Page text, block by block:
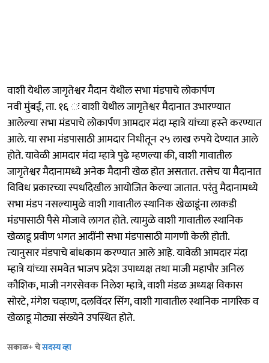
वाशी येथील जागृतेश्वर मैदान येथील सभा मंडपाचे लोकार्पण
नवी मुंबई, ता. १६ ः वाशी येथील जागृतेश्वर मैदानात उभारण्यात
आलेल्या सभा मंडपाचे लोकार्पण आमदार मंदा म्‍हात्रे यांच्या हस्‍ते करण्यात
आले. या सभा मंडपासाठी आमदार निधीतून २५ लाख रुपये देण्यात आले
होते. यावेळी आमदार मंदा म्हात्रे पुढे म्हणल्या की, वाशी गावातील
जागृतेश्वर मैदानामध्ये अनेक मैदानी खेळ होत असतात. तसेच या मैदानात
विविध प्रकारच्या स्पर्धादेखील आयोजित केल्या जातात. परंतु मैदानामध्ये
सभा मंडप नसल्यामुळे वाशी गावातील स्थानिक खेळाडूंना लाकडी
मंडपासाठी पैसे मोजावे लागत होते. त्यामुळे वाशी गावातील स्थानिक
खेळाडू प्रवीण भगत आदींनी सभा मंडपासाठी मागणी केली होती.
त्‍यानुसार मंडपाचे बांधकाम करण्यात आले आहे. यावेळी आमदार मंदा
म्हात्रे यांच्या समवेत भाजप प्रदेश उपाध्यक्ष तथा माजी महापौर अनिल
कौशिक, माजी नगरसेवक निलेश म्हात्रे, वाशी मंडळ अध्यक्ष विकास
सोरटे, मंगेश चव्हाण, दलविंदर सिंग, वाशी गावातील स्थानिक नागरिक व
खेळाडू मोठ्या संख्येने उपस्थित होते.
सकाळ+ चेसदस्य व्हा